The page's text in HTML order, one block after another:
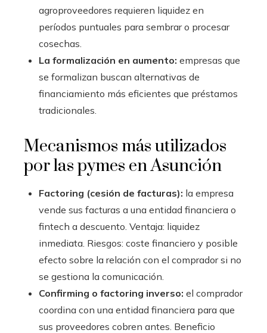
agroproveedores requieren liquidez en
períodos puntuales para sembrar o procesar
cosechas.
La formalización en aumento: empresas que
se formalizan buscan alternativas de
financiamiento más eficientes que préstamos
tradicionales.
Mecanismos más utilizados
por las pymes en Asunción
Factoring (cesión de facturas): la empresa
vende sus facturas a una entidad financiera o
fintech a descuento. Ventaja: liquidez
inmediata. Riesgos: coste financiero y posible
efecto sobre la relación con el comprador si no
se gestiona la comunicación.
Confirming o factoring inverso: el comprador
coordina con una entidad financiera para que
sus proveedores cobren antes. Beneficio